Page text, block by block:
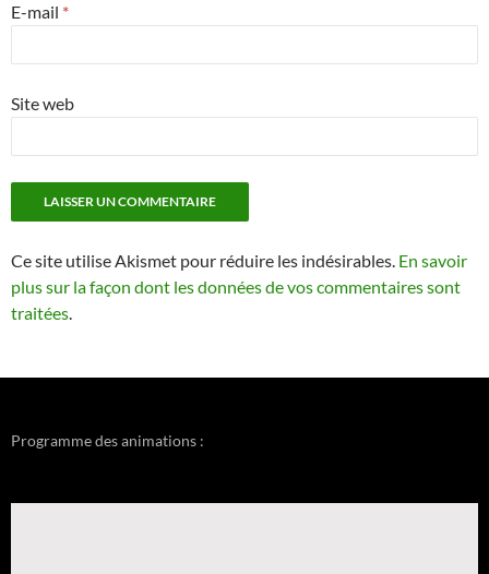
E-mail *
Site web
Ce site utilise Akismet pour réduire les indésirables. En savoir
plus sur la façon dont les données de vos commentaires sont
traitées.
Programme des animations :